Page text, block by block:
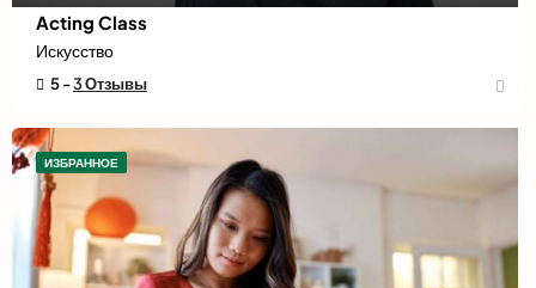
Acting Class
Искусство
5 -3 Отзывы
ИЗБРАННОЕ